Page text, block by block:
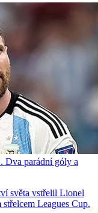
Dva parádní góly a
světa vstřelil Lionel
Leagues Cup.